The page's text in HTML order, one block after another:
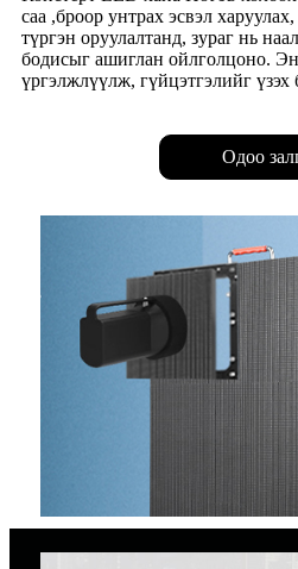
саа ,броор унтрах эсвэл
түргэн оруулалтанд, зураг нь
бодисыг ашиглан ойлголцоно.
үргэлжлүүлж, гүйцэтгэлийг
Одоо